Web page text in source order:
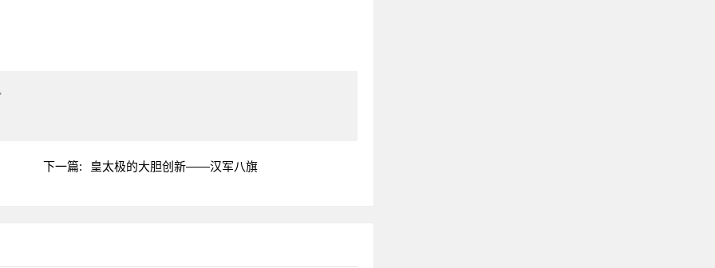
下一篇: 皇太极的大胆创新——汉军八旗